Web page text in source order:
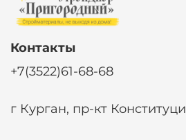
Контакты
+7(3522)61-68-68
г Курган, пр-кт